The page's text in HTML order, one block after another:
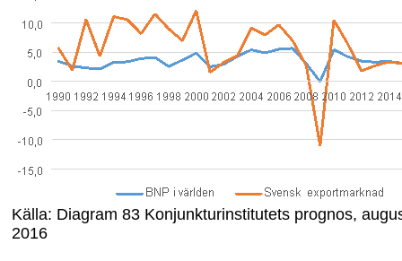
Källa: Diagram 83 Konjunkturinstitutets prognos,
2016